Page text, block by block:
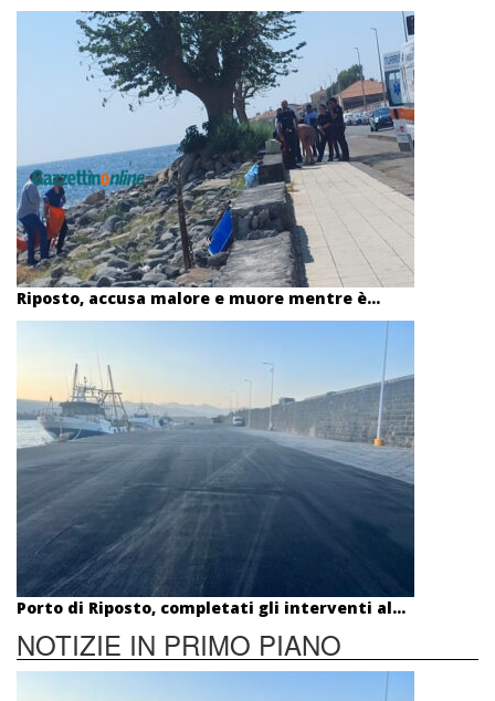
Riposto, accusa malore e muore mentre è...
Porto di Riposto, completati gli interventi al...
NOTIZIE IN PRIMO PIANO